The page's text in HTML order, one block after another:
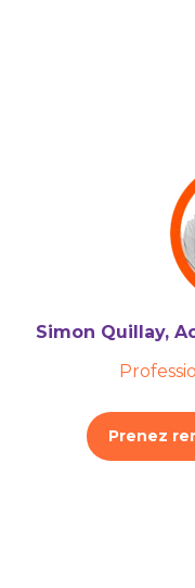
Simon Quillay,
Prenez